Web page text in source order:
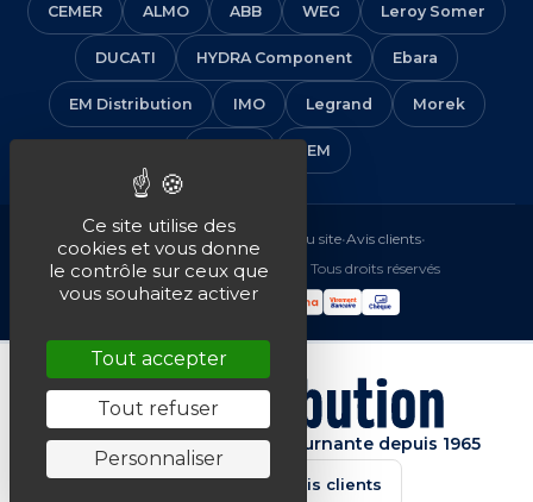
CEMER ALMO ABB WEG Leroy Somer
DUCATI HYDRA Component Ebara
EM Distribution IMO Legrand Morek
VEM
Mentions légales Plan du site•Avis clients•
© 2016-2026 EM Distribution - Tous droits réservés
Spécialiste de la machine tournante depuis 1965
★★★★★4.7/5 · Avis clients
Ce site utilise des
cookies et vous donne
le contrôle sur ceux que
vous souhaitez activer
Tout accepter
Tout refuser
Personnaliser